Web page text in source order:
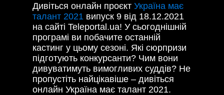
Дивіться онлайн проєкт Україна має
талант 2021 випуск 9 від 18.12.2021
на сайті Teleportal.ua! У сьогоднішній
програмі ви побачите останній
кастинг у цьому сезоні. Які сюрпризи
підготують конкурсанти? Чим вони
дивуватимуть вимогливих суддів? Не
пропустіть найцікавіше – дивіться
онлайн Україна має талант 2021.